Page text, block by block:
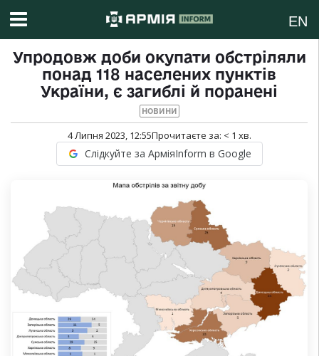
EN
Упродовж доби окупати обстріляли
понад 118 населених пунктів
України, є загиблі й поранені
НОВИНИ
4 Липня 2023, 12:55Прочитаєте за: < 1 хв.
Слідкуйте за АрміяInform в Google